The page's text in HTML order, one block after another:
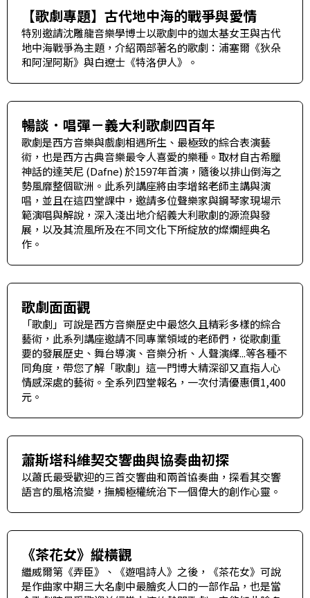
【歌劇專題】古代地中海的戰爭與愛情
特別邀請沈雕龍音樂學博士以歌劇中的迦太基女王與古代
地中海戰爭為主題，介紹兩部著名的歌劇：浦塞爾《狄朵
和阿涅阿斯》與白遼士《特洛伊人》。
暢談．唱彈－義大利歌劇四百年
歌劇是西方音樂與戲劇相遇所生、最極致的綜合表演藝
術，也是西方古典音樂最令人喜愛的樂種。取材自古希臘
神話的達芙尼 (Dafne) 於1597年首演，隨後以排山倒海之
勢風靡整個歐洲。此系列講座將由李增銘老師主講與演
唱，並且在這四堂課中，邀請多位聲樂家與鋼琴家現場示
範演唱與解說，深入淺出地介紹義大利歌劇的源流與發
展，以及其流風所及在不同文化下所綻放的燦爛經典名
作。
歌劇面面觀
「歌劇」可說是西方音樂歷史中最悠久且精彩多樣的綜合
藝術，此系列講座邀請不同專業領域的老師們，從歌劇重
要的發展歷史、舞台導演、音樂分析、人聲演繹...等各種不
同角度，帶您了解「歌劇」這一門博大精深卻又直指人心
情感深處的藝術。全系列四堂報名，一次付清優惠價1,400
元。
蕭斯塔科維契交響曲與協奏曲初探
以蕭氏最受歡迎的三首交響曲和兩首協奏曲，探看其交響
語言的風格流變，撫觸極權統治下一個偉大的創作心靈。
《茶花女》縱橫觀
繼威爾第《弄臣》、《遊唱詩人》之後，《茶花女》可說
是作曲家中期三大名劇中最膾炙人口的一部作品，也是當